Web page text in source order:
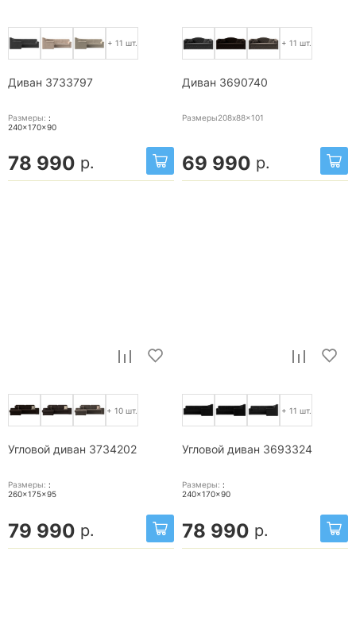
+ 11 шт.
Диван 3733797
Размеры: :
240x170x90
78 990 р.
+ 11 шт.
Диван 3690740
Размеры208x88x101
69 990 р.
+ 10 шт.
Угловой диван 3734202
Размеры: :
260x175x95
79 990 р.
+ 11 шт.
Угловой диван 3693324
Размеры: :
240x170x90
78 990 р.